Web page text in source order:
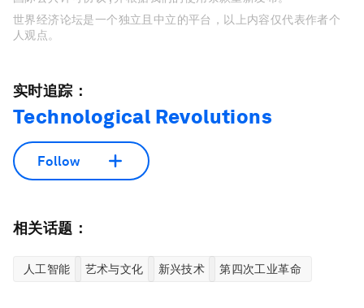
世界经济论坛是一个独立且中立的平台，以上内容仅代表作者个
人观点。
实时追踪：
Technological Revolutions
Follow
相关话题：
人工智能 艺术与文化 新兴技术 第四次工业革命